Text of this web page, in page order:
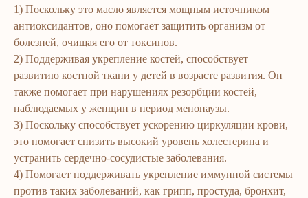
1) Поскольку это масло является мощным источником
антиоксидантов, оно помогает защитить организм от
болезней, очищая его от токсинов.
2) Поддерживая укрепление костей, способствует
развитию костной ткани у детей в возрасте развития. Он
также помогает при нарушениях резорбции костей,
наблюдаемых у женщин в период менопаузы.
3) Поскольку способствует ускорению циркуляции крови,
это помогает снизить высокий уровень холестерина и
устранить сердечно-сосудистые заболевания.
4) Помогает поддерживать укрепление иммунной системы
против таких заболеваний, как грипп, простуда, бронхит,